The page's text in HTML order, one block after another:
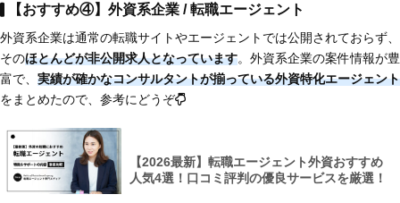
【おすすめ④】外資系企業 / 転職エージェント
外資系企業は通常の転職サイトやエージェントでは公開されておらず、
そのほとんどが非公開求人となっています。外資系企業の案件情報が豊
富で、 実績が確かなコンサルタントが揃っている外資特化エージェント
をまとめたので、参考にどうぞ
【2026最新】転職エージェント外資おすすめ
人気4選！口コミ評判の優良サービスを厳選！